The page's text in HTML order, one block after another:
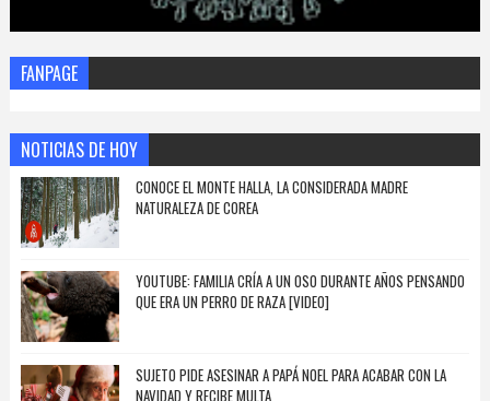
FANPAGE
NOTICIAS DE HOY
CONOCE EL MONTE HALLA, LA CONSIDERADA MADRE
NATURALEZA DE COREA
YOUTUBE: FAMILIA CRÍA A UN OSO DURANTE AÑOS PENSANDO
QUE ERA UN PERRO DE RAZA [VIDEO]
SUJETO PIDE ASESINAR A PAPÁ NOEL PARA ACABAR CON LA
NAVIDAD Y RECIBE MULTA